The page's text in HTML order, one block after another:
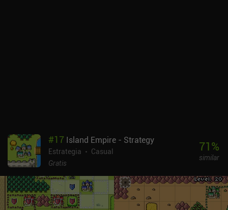
#17 Island Empire - Strategy
Estrategia
Casual
Gratis
71%
similar